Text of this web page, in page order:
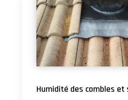
Humidité des combles et